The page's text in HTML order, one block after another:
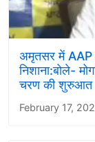
अमृतसर में AAP
निशाना:बोले-
चरण की शुरुआत
February 17,